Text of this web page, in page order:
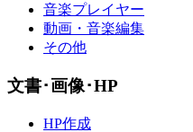
音楽プレイヤー
動画・音楽編集
その他
文書･画像･HP
HP作成